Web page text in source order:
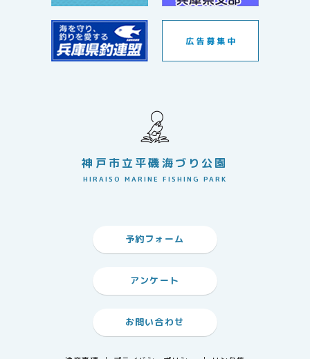
神戸市立平磯海づり公園
HIRAISO MARINE FISHING PARK
予約フォーム
アンケート
お問い合わせ